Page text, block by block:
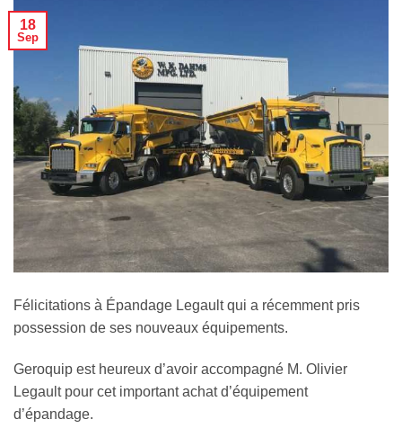
18
Sep
Félicitations à Épandage Legault qui a récemment pris
possession de ses nouveaux équipements.
Geroquip est heureux d’avoir accompagné M. Olivier
Legault pour cet important achat d’équipement
d’épandage.